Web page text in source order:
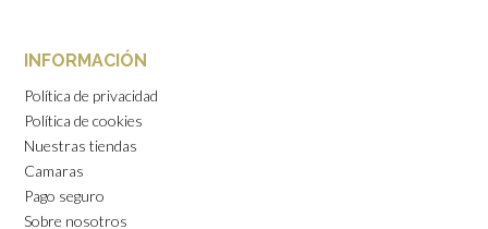
INFORMACIÓN
Política de privacidad
Política de cookies
Nuestras tiendas
Camaras
Pago seguro
Sobre nosotros